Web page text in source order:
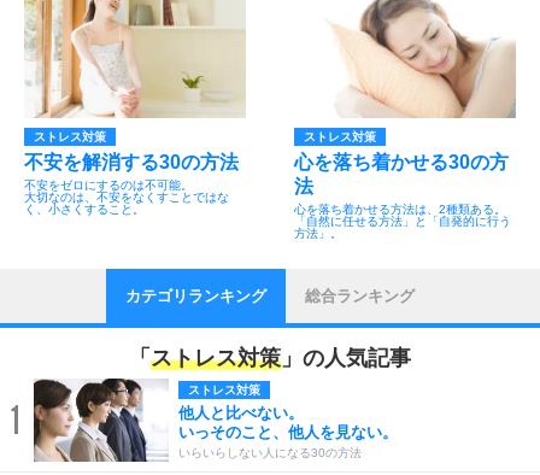
ストレス対策
不安を解消する30の方法
不安をゼロにするのは不可能。
大切なのは、不安をなくすことではな
く、小さくすること。
ストレス対策
心を落ち着かせる30の方
法
心を落ち着かせる方法は、2種類ある。
「自然に任せる方法」と「自発的に行う
方法」。
カテゴリランキング 総合ランキング
「 ストレス対策 」の人気記事
1
ストレス対策
他人と比べない。
いっそのこと、他人を見ない。
いらいらしない人になる30の方法